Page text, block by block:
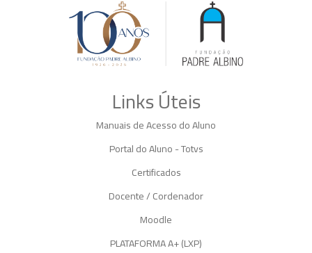
Links Úteis
Manuais de Acesso do Aluno
Portal do Aluno - Totvs
Certificados
Docente / Cordenador
Moodle
PLATAFORMA A+ (LXP)